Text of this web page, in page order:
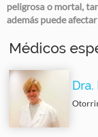
peligrosa o mortal,
además puede
Médicos